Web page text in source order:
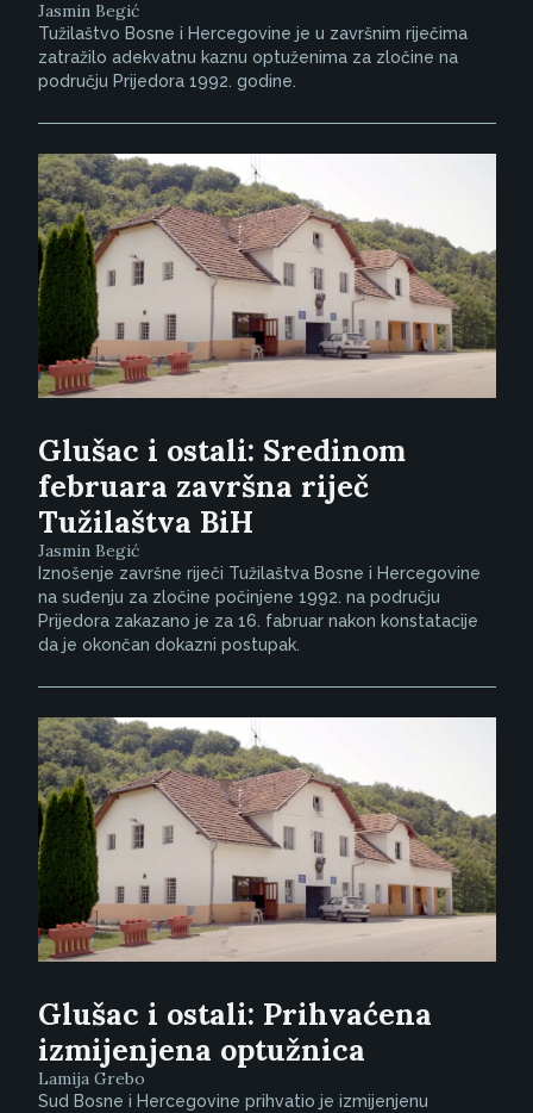
Jasmin Begić
Tužilaštvo Bosne i Hercegovine je u završnim riječima
zatražilo adekvatnu kaznu optuženima za zločine na
području Prijedora 1992. godine.
Glušac i ostali: Sredinom
februara završna riječ
Tužilaštva BiH
Jasmin Begić
Iznošenje završne riječi Tužilaštva Bosne i Hercegovine
na suđenju za zločine počinjene 1992. na području
Prijedora zakazano je za 16. fabruar nakon konstatacije
da je okončan dokazni postupak.
Glušac i ostali: Prihvaćena
izmijenjena optužnica
Lamija Grebo
Sud Bosne i Hercegovine prihvatio je izmijenjenu